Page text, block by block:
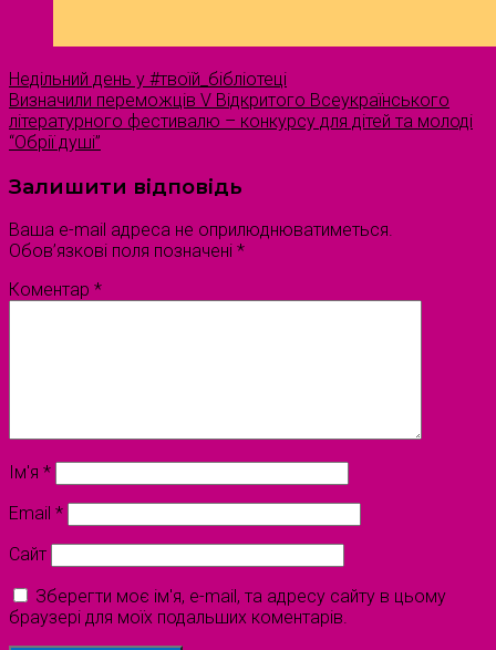
Недільний день у #твоїй_бібліотеці
Визначили переможців V Відкритого Всеукраїнського
літературного фестивалю – конкурсу для дітей та молоді
“Обрії душі”
Залишити відповідь
Ваша e-mail адреса не оприлюднюватиметься.
Обов’язкові поля позначені *
Коментар *
Ім'я *
Email *
Сайт
Зберегти моє ім'я, e-mail, та адресу сайту в цьому
браузері для моїх подальших коментарів.